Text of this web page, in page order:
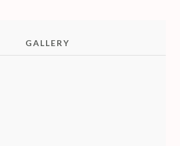
GALLERY